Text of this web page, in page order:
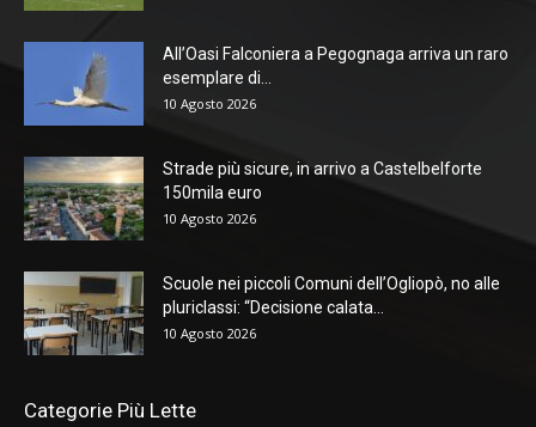
All’Oasi Falconiera a Pegognaga arriva un raro
esemplare di...
10 Agosto 2026
Strade più sicure, in arrivo a Castelbelforte
150mila euro
10 Agosto 2026
Scuole nei piccoli Comuni dell’Ogliopò, no alle
pluriclassi: “Decisione calata...
10 Agosto 2026
Categorie Più Lette